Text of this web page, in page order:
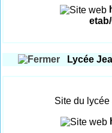
Lycée
Site du